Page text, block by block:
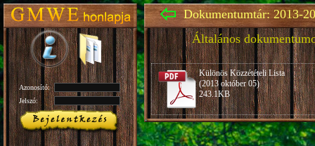
Azonosító:
Jelszó:
Dokumentumtár: 2013-
Általános
Különös Közzétételi Lista
(2013 október 05)
243.1KB